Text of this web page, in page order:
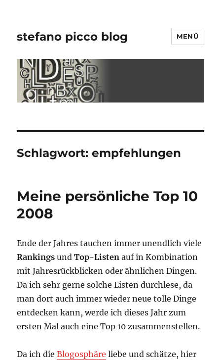
stefano picco blog MENÜ
Schlagwort:empfehlungen
Meine persönliche Top 10
2008
Ende der Jahres tauchen immer unendlich viele
Rankings undTop-Listen auf in Kombination
mit Jahresrückblicken oder ähnlichen Dingen.
Da ich sehr gerne solche Listen durchlese, da
man dort auch immer wieder neue tolle Dinge
entdecken kann, werde ich dieses Jahr zum
ersten Mal auch eine Top 10 zusammenstellen.
Da ich dieBlogosphäre liebe und schätze, hier